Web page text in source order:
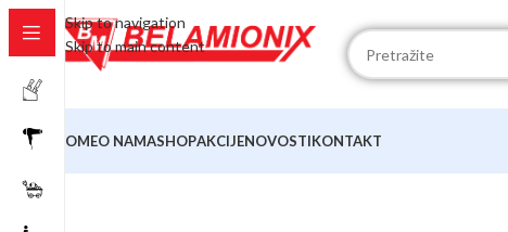
Skip to navigation
Skip to main content
HOMEO NAMASHOPAKCIJENOVOSTIKONTAKT